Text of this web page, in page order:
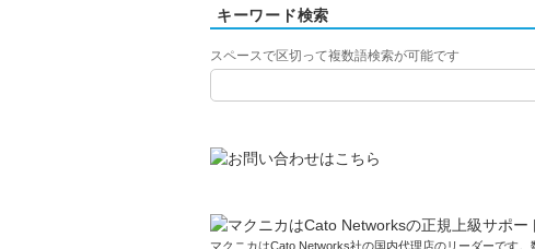
キーワード検索
スペースで区切って複数語検索が可能です
マクニカはCato Networks社の国内代理店のリーダーです